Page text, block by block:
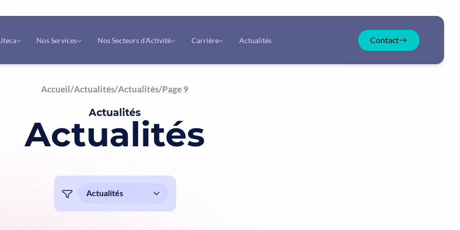
Nos Services Nos Secteurs d’Activité Carrière Actualités Contact
Accueil/Actualités/Actualités/Page 9
Actualités
Actualités